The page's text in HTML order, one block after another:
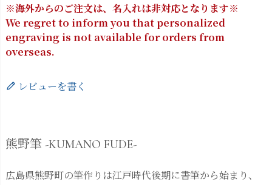
※海外からのご注文は、名入れは非対応となります※
We regret to inform you that personalized
engraving is not available for orders from
overseas.
レビューを書く
熊野筆 -KUMANO FUDE-
広島県熊野町の筆作りは江戸時代後期に書筆から始まり、